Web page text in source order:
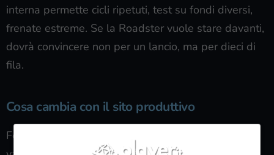
interna permette cicli ripetuti, test su fondi diversi,
frenate estreme. Se la Roadster vuole stare davanti,
dovrà convincere non per un lancio, ma per dieci di
fila.
Cosa cambia con il sito produttivo
Focus sull’industrializzazione: meno proclami, più